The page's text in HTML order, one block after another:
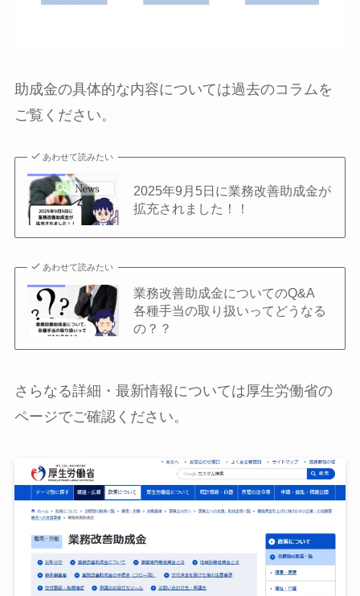
助成金の具体的な内容については過去のコラムを
ご覧ください。
あわせて読みたい
2025年9月5日に業務改善助成金が
拡充されました！！
あわせて読みたい
業務改善助成金についてのQ&A
各種手当の取り扱いってどうなる
の？？
さらなる詳細・最新情報については厚生労働省の
ページでご確認ください。